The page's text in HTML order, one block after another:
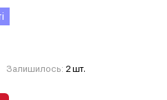
Залишилось: 2 шт.